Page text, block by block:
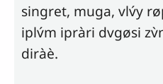
singret, muga, vlv́y
iplv́m ipràri dvgøsi
diràè.